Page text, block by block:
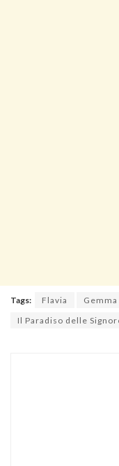
Tags: Flavia Gemma
Il Paradiso delle